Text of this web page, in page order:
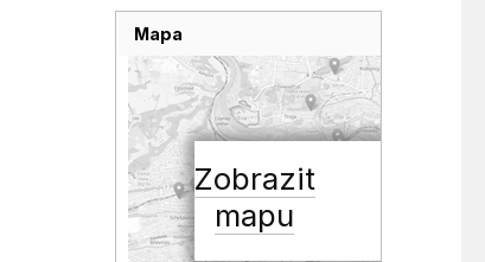
Mapa
Zobrazit
mapu